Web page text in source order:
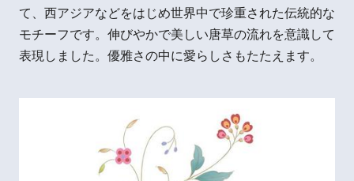
て、西アジアなどをはじめ世界中で珍重された伝統的な
モチーフです。伸びやかで美しい唐草の流れを意識して
表現しました。優雅さの中に愛らしさもたたえます。